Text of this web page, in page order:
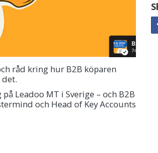
råd kring hur B2B köparen
Leadoo MT i Sverige – och B2B
och Head of Key Accounts